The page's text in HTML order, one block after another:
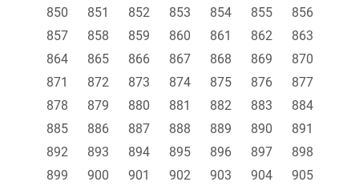
850
851 852 853 854 855
856
857
858 859 860 861 862
863
864
865 866 867 868 869
870
871
872 873 874 875 876
877
878
879 880 881 882 883
884
885
886 887 888 889 890
891
892
893 894 895 896 897
898
899
900 901 902 903 904
905